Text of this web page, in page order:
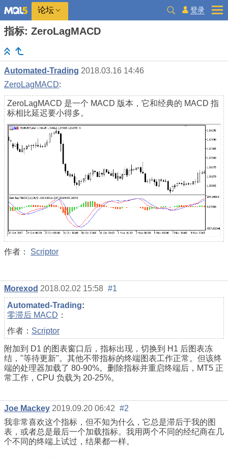
论坛 登录
指标: ZeroLagMACD
Automated-Trading 2018.03.16 14:46
ZeroLagMACD:
ZeroLagMACD 是一个 MACD 版本，它和经典的 MACD 指
标相比延迟要小得多。
作者： Scriptor
Morexod 2018.02.02 15:58 #1
Automated-Trading:
零滞后 MACD ：
作者： Scriptor
附加到 D1 的图表窗口后，指标出现，切换到 H1 后图表冻
结，"等待更新"。其他不带指标的终端图表工作正常。但该终
端的处理器加载了 80-90%。删除指标并重启终端后，MT5 正
常工作，CPU 负载为 20-25%。
Joe Mackey 2019.09.20 06:42 #2
我非常喜欢这个指标，但不知为什么，它总是滞后于我的图
表，或者总是最后一个加载指标。我用两个不同的经纪商在几
个不同的终端上试过，结果都一样。